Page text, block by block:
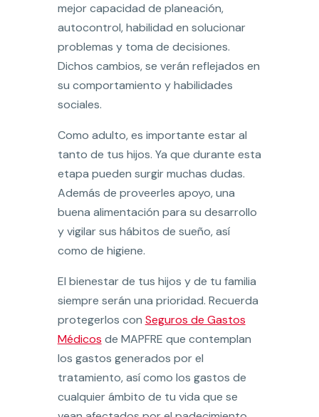
mejor capacidad de planeación,
autocontrol, habilidad en solucionar
problemas y toma de decisiones.
Dichos cambios, se verán reflejados en
su comportamiento y habilidades
sociales.
Como adulto, es importante estar al
tanto de tus hijos. Ya que durante esta
etapa pueden surgir muchas dudas.
Además de proveerles apoyo, una
buena alimentación para su desarrollo
y vigilar sus hábitos de sueño, así
como de higiene.
El bienestar de tus hijos y de tu familia
siempre serán una prioridad. Recuerda
protegerlos con Seguros de Gastos
Médicos de MAPFRE que contemplan
los gastos generados por el
tratamiento, así como los gastos de
cualquier ámbito de tu vida que se